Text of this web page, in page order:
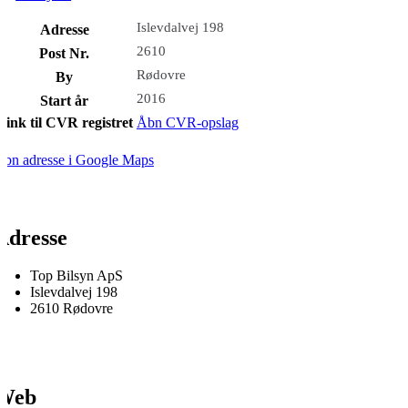
Adresse Islevdalvej 198
Post Nr. 2610
By Rødovre
Start år 2016
til CVR registret Åbn CVR-opslag
adresse i Google Maps
Top Bilsyn ApS
Islevdalvej 198
2610 Rødovre